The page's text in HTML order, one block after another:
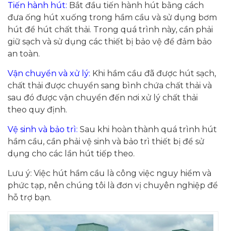
Tiến hành hút: Bắt đầu tiến hành hút bằng cách
đưa ống hút xuống trong hầm cầu và sử dụng bơm
hút để hút chất thải. Trong quá trình này, cần phải
giữ sạch và sử dụng các thiết bị bảo vệ để đảm bảo
an toàn.
Vận chuyển và xử lý: Khi hầm cầu đã được hút sạch,
chất thải được chuyển sang bình chứa chất thải và
sau đó được vận chuyển đến nơi xử lý chất thải
theo quy định.
Vệ sinh và bảo trì: Sau khi hoàn thành quá trình hút
hầm cầu, cần phải vệ sinh và bảo trì thiết bị để sử
dụng cho các lần hút tiếp theo.
Lưu ý: Việc hút hầm cầu là công việc nguy hiểm và
phức tạp, nên chúng tôi là đơn vị chuyên nghiệp để
hỗ trợ bạn.